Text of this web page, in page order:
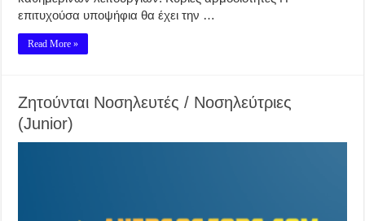
επιτυχούσα υποψήφια θα έχει την …
Read More »
Ζητούνται Νοσηλευτές / Νοσηλεύτριες
(Junior)